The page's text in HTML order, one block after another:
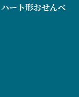
ート形おせんべ